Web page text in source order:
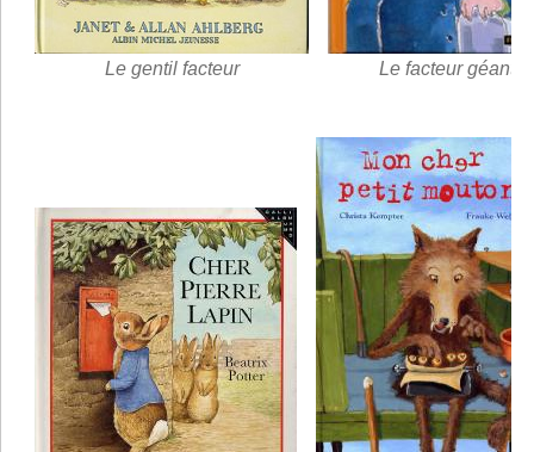
Le gentil facteur Le facteur géant